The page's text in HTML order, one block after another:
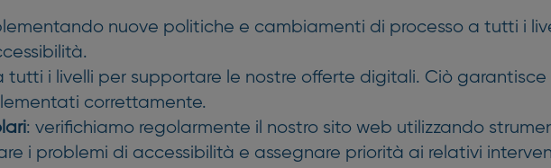
nuove politiche e cambiamenti di processo a tutti i
tutti i livelli per supportare le nostre offerte digitali. Ciò
correttamente.
: verifichiamo regolarmente il nostro sito web utilizzando
i problemi di accessibilità e assegnare priorità ai relativi